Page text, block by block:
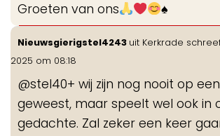
Groeten van ons
♠️
Nieuwsgierigstel4243 uit Kerkrade
2025 om 08:18
@stel40+ wij zijn nog nooit op
geweest, maar speelt wel ook in
gedachte. Zal zeker een keer